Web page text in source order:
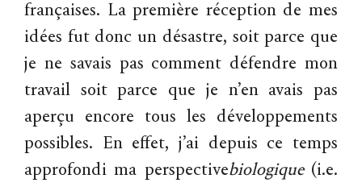
françaises. La première réception de mes
idées fut donc un désastre, soit parce que
je ne savais pas comment défendre mon
travail soit parce que je n’en avais pas
aperçu encore tous les développements
possibles. En effet, j’ai depuis ce temps
approfondi ma perspectivebiologique(i.e.